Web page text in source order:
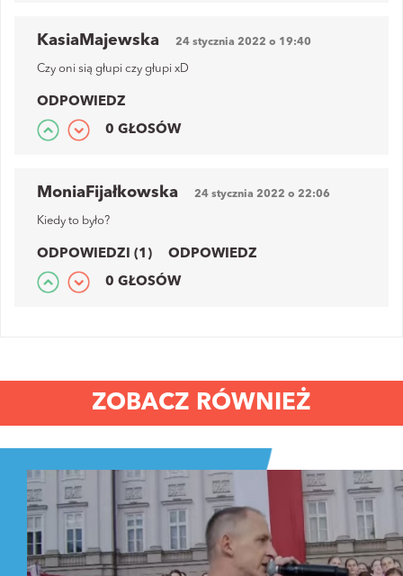
KasiaMajewska 24 stycznia 2022 o 19:40
Czy oni sią głupi czy głupi xD
ODPOWIEDZ
0 GŁOSÓW
MoniaFijałkowska 24 stycznia 2022 o 22:06
Kiedy to było?
ODPOWIEDZI (1) ODPOWIEDZ
0 GŁOSÓW
ZOBACZ RÓWNIEŻ